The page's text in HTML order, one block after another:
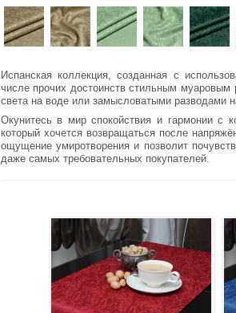
Испанская коллекция, созданная с
числе прочих достоинств стильным
света на воде или замысловатыми разводами
Окунитесь в мир спокойствия и гармонии с
который хочется возвращаться после
ощущение умиротворения и позволит
даже самых требовательных покупателей.